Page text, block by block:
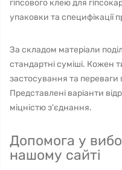
гіпсового клею для
упаковки та специфікації
За складом матеріали
стандартні суміші. Кожен
застосування та переваги
Представлені варіанти
міцністю з'єднання.
Допомога у
нашому сайті